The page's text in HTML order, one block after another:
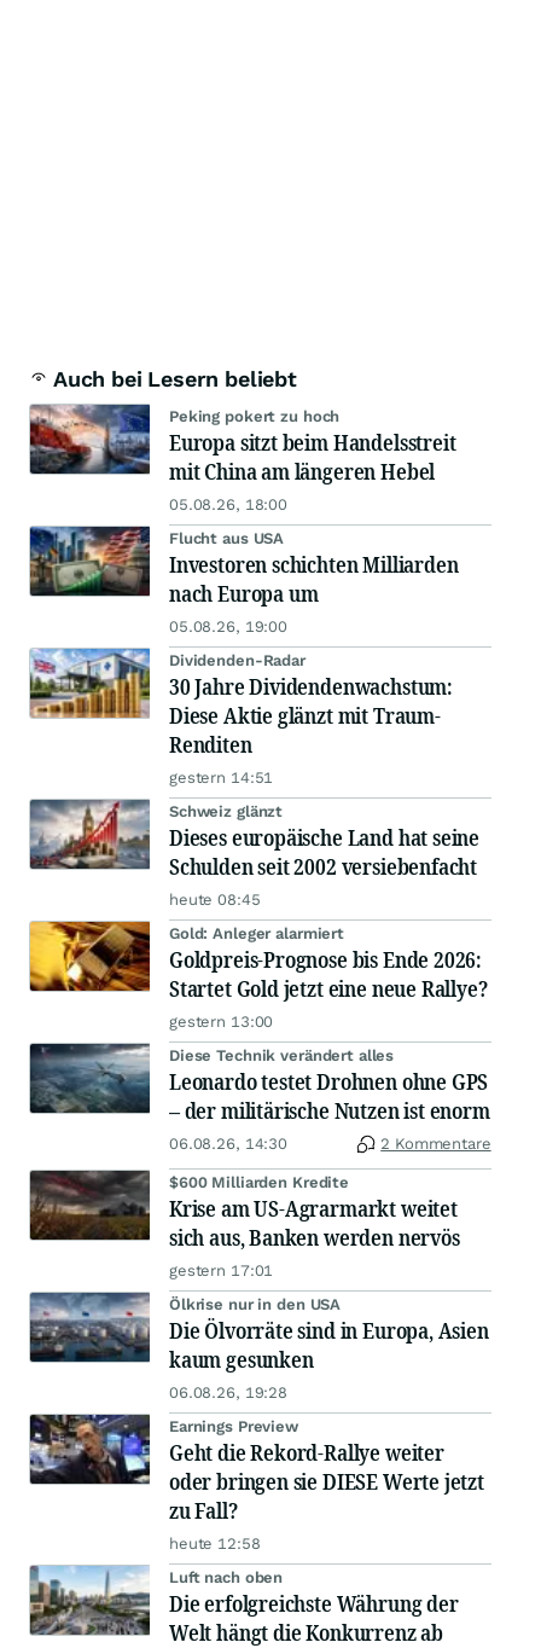
Auch bei Lesern beliebt
Peking pokert zu hoch
Europa sitzt beim Handelsstreit
mit China am längeren Hebel
05.08.26, 18:00
Flucht aus USA
Investoren schichten Milliarden
nach Europa um
05.08.26, 19:00
Dividenden-Radar
30 Jahre Dividendenwachstum:
Diese Aktie glänzt mit Traum-
Renditen
gestern 14:51
Schweiz glänzt
Dieses europäische Land hat seine
Schulden seit 2002 versiebenfacht
heute 08:45
Gold: Anleger alarmiert
Goldpreis-Prognose bis Ende 2026:
Startet Gold jetzt eine neue Rallye?
gestern 13:00
Diese Technik verändert alles
Leonardo testet Drohnen ohne GPS
– der militärische Nutzen ist enorm
06.08.26, 14:30 2 Kommentare
$600 Milliarden Kredite
Krise am US-Agrarmarkt weitet
sich aus, Banken werden nervös
gestern 17:01
Ölkrise nur in den USA
Die Ölvorräte sind in Europa, Asien
kaum gesunken
06.08.26, 19:28
Earnings Preview
Geht die Rekord-Rallye weiter
oder bringen sie DIESE Werte jetzt
zu Fall?
heute 12:58
Luft nach oben
Die erfolgreichste Währung der
Welt hängt die Konkurrenz ab